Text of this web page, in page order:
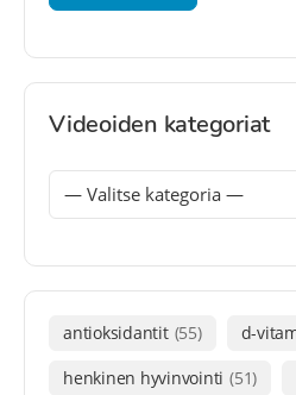
Videoiden kategoriat
antioksidantit (55) d-
henkinen hyvinvointi (51)